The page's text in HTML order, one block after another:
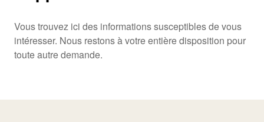
Vous trouvez ici des informations susceptibles de vous
intéresser. Nous restons à votre entière disposition pour
toute autre demande.